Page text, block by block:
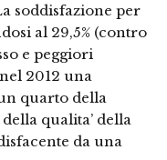
soddisfazione per
al 29,5% (contro
e peggiori
2012 una
quarto della
qualita’ della
da una